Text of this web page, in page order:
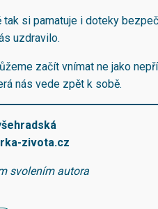
tak si pamatuje i doteky
uzdravilo.
začít vnímat ne jako
nás vede zpět k sobě.
zivota.cz
svolením autora